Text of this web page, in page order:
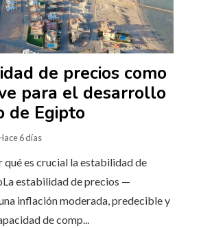
de precios como
para el desarrollo
de Egipto
6 días
es crucial la estabilidad de
estabilidad de precios —
inflación moderada, predecible y
de comp...